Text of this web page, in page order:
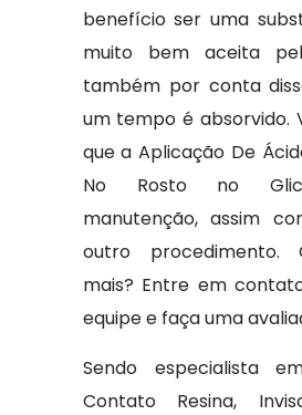
benefício ser uma
muito bem aceita
também por conta
um tempo é absorvido.
que a Aplicação De
No Rosto no
manutenção, assim
outro procedimento.
mais? Entre em
equipe e faça uma
Sendo especialista
Contato Resina,